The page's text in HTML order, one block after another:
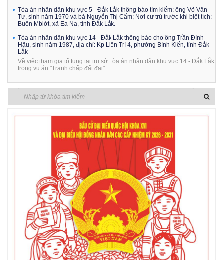
Tòa án nhân dân khu vực 5 - Đắk Lắk thông báo tìm kiếm: ông Võ Văn
Tư, sinh năm 1970 và bà Nguyễn Thị Cẩm; Nơi cư trú trước khi biệt tích:
Buôn Mblớt, xã Ea Na, tỉnh Đắk Lắk.
Tòa án nhân dân khu vực 14 - Đắk Lắk thông báo cho ông Trần Đình
Hậu, sinh năm 1987, địa chỉ: Kp Liên Trì 4, phường Bình Kiến, tỉnh Đắk
Lắk
Về việc tham gia tố tụng tại trụ sở Tòa án nhân dân khu vực 14 - Đắk Lắk
trong vụ án "Tranh chấp đất đai"